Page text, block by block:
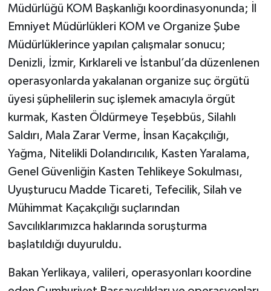
Müdürlüğü KOM Başkanlığı koordinasyonunda; İl
Emniyet Müdürlükleri KOM ve Organize Şube
Müdürlüklerince yapılan çalışmalar sonucu;
Denizli, İzmir, Kırklareli ve İstanbul’da düzenlenen
operasyonlarda yakalanan organize suç örgütü
üyesi şüphelilerin suç işlemek amacıyla örgüt
kurmak, Kasten Öldürmeye Teşebbüs, Silahlı
Saldırı, Mala Zarar Verme, İnsan Kaçakçılığı,
Yağma, Nitelikli Dolandırıcılık, Kasten Yaralama,
Genel Güvenliğin Kasten Tehlikeye Sokulması,
Uyuşturucu Madde Ticareti, Tefecilik, Silah ve
Mühimmat Kaçakçılığı suçlarından
Savcılıklarımızca haklarında soruşturma
başlatıldığı duyuruldu.
Bakan Yerlikaya, valileri, operasyonları koordine